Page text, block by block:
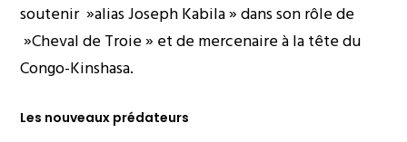
soutenir »alias Joseph Kabila » dans son rôle de
»Cheval de Troie » et de mercenaire à la tête du
Congo-Kinshasa.
Les nouveaux prédateurs